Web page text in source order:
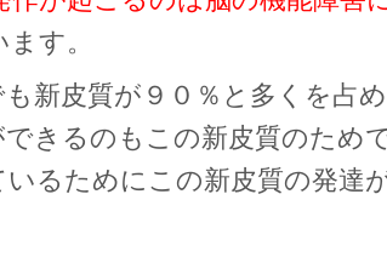
す。
新皮質が９０％と多くを占
きるのもこの新皮質のため
るためにこの新皮質の発達